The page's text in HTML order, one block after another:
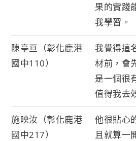
果的實踐
我學習。
陳亭亘（彰化鹿港
國中110）
我覺得這
材前，會
是一個很
值得我去
施映汝（彰化鹿港
國中217）
他很貼心
且就算一